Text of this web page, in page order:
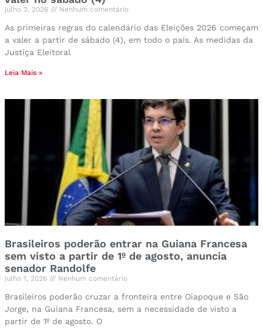
julho 2, 2026 Nenhum comentário
As primeiras regras do calendário das Eleições 2026 começam
a valer a partir de sábado (4), em todo o país. As medidas da
Justiça Eleitoral
Leia Mais »
Brasileiros poderão entrar na Guiana Francesa
sem visto a partir de 1º de agosto, anuncia
senador Randolfe
julho 1, 2026 Nenhum comentário
Brasileiros poderão cruzar a fronteira entre Oiapoque e São
Jorge, na Guiana Francesa, sem a necessidade de visto a
partir de 1º de agosto. O